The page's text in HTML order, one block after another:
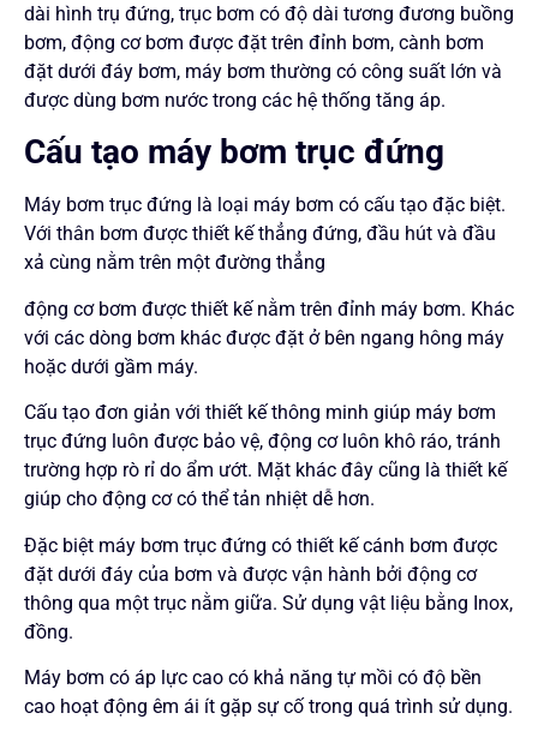
dài hình trụ đứng, trục bơm có độ dài tương đương buồng
bơm, động cơ bơm được đặt trên đỉnh bơm, cành bơm
đặt dưới đáy bơm, máy bơm thường có công suất lớn và
được dùng bơm nước trong các hệ thống tăng áp.
Cấu tạo máy bơm trục đứng
Máy bơm trục đứng là loại máy bơm có cấu tạo đặc biệt.
Với thân bơm được thiết kế thẳng đứng, đầu hút và đầu
xả cùng nằm trên một đường thẳng
động cơ bơm được thiết kế nằm trên đỉnh máy bơm. Khác
với các dòng bơm khác được đặt ở bên ngang hông máy
hoặc dưới gầm máy.
Cấu tạo đơn giản với thiết kế thông minh giúp máy bơm
trục đứng luôn được bảo vệ, động cơ luôn khô ráo, tránh
trường hợp rò rỉ do ẩm ướt. Mặt khác đây cũng là thiết kế
giúp cho động cơ có thể tản nhiệt dễ hơn.
Đặc biệt máy bơm trục đứng có thiết kế cánh bơm được
đặt dưới đáy của bơm và được vận hành bởi động cơ
thông qua một trục nằm giữa. Sử dụng vật liệu bằng Inox,
đồng.
Máy bơm có áp lực cao có khả năng tự mồi có độ bền
cao hoạt động êm ái ít gặp sự cố trong quá trình sử dụng.